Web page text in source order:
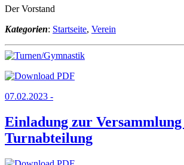
Der Vorstand
Kategorien: Startseite, Verein
07.02.2023 -
Einladung zur
Turnabteilung